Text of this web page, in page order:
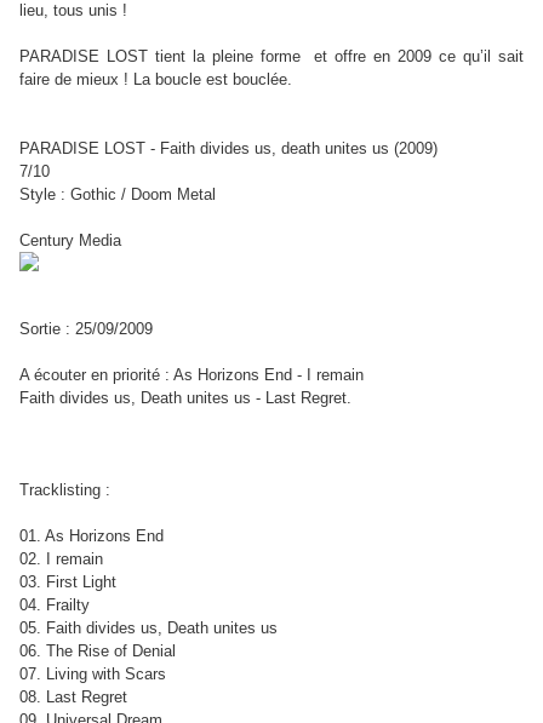
lieu, tous unis !
PARADISE LOST tient la pleine forme et offre en 2009 ce qu’il sait
faire de mieux ! La boucle est bouclée.
PARADISE LOST - Faith divides us, death unites us (2009)
7/10
Style : Gothic / Doom Metal
Century Media
Sortie : 25/09/2009
A écouter en priorité : As Horizons End - I remain
Faith divides us, Death unites us - Last Regret.
Tracklisting :
01. As Horizons End
02. I remain
03. First Light
04. Frailty
05. Faith divides us, Death unites us
06. The Rise of Denial
07. Living with Scars
08. Last Regret